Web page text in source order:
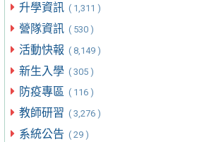
升學資訊 ( 1,311 )
營隊資訊 ( 530 )
活動快報 ( 8,149 )
新生入學 ( 305 )
防疫專區 ( 116 )
教師研習 ( 3,276 )
系統公告 ( 29 )